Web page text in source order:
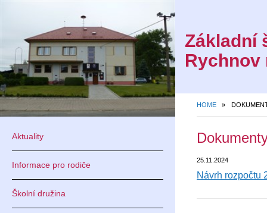
Základní
Rychnov
HOME »
Aktuality
Informace pro rodiče
Školní družina
25.11.2024
Návrh rozpočtu